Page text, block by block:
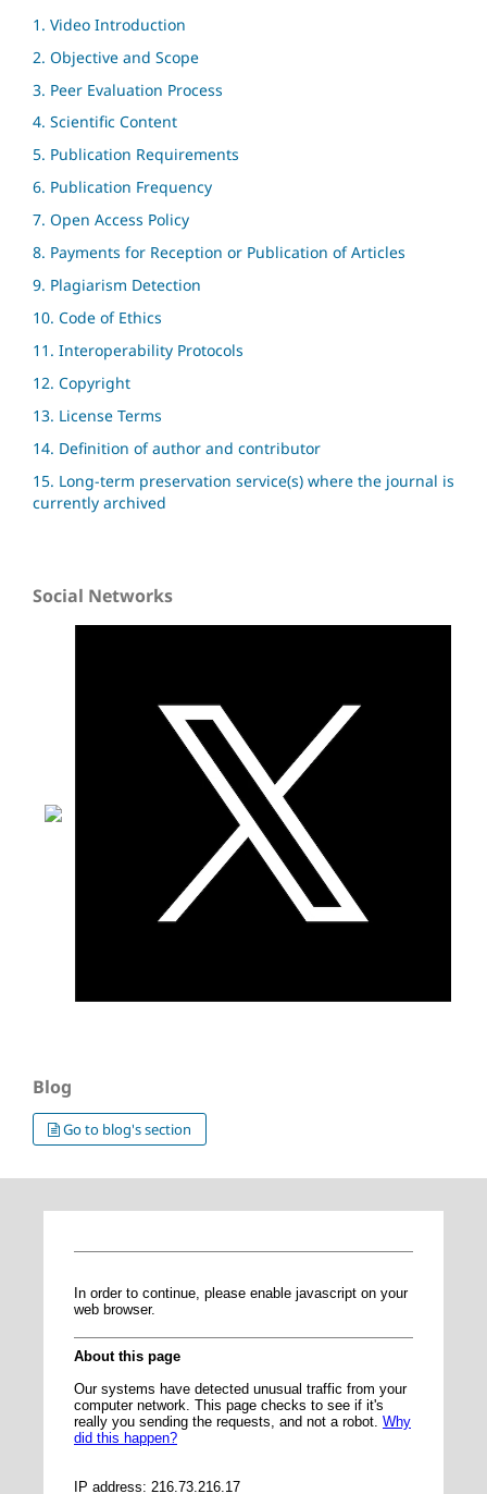
1. Video Introduction
2. Objective and Scope
3. Peer Evaluation Process
4. Scientific Content
5. Publication Requirements
6. Publication Frequency
7. Open Access Policy
8. Payments for Reception or Publication of Articles
9. Plagiarism Detection
10. Code of Ethics
11. Interoperability Protocols
12. Copyright
13. License Terms
14. Definition of author and contributor
15. Long-term preservation service(s) where the journal is
currently archived
Social Networks
Blog
Go to blog's section